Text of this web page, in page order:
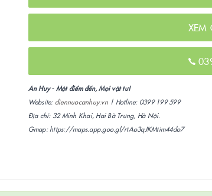
XEM
An Huy - Một điểm đến, Mọi vật tư!
Website: diennuocanhuy.vn| Hotline: 0399 199 599
Địa chỉ: 32 Minh Khai, Hai Bà Trưng, Hà Nội.
Gmap: https://maps.app.goo.gl/rtAo3qJKMtim44do7